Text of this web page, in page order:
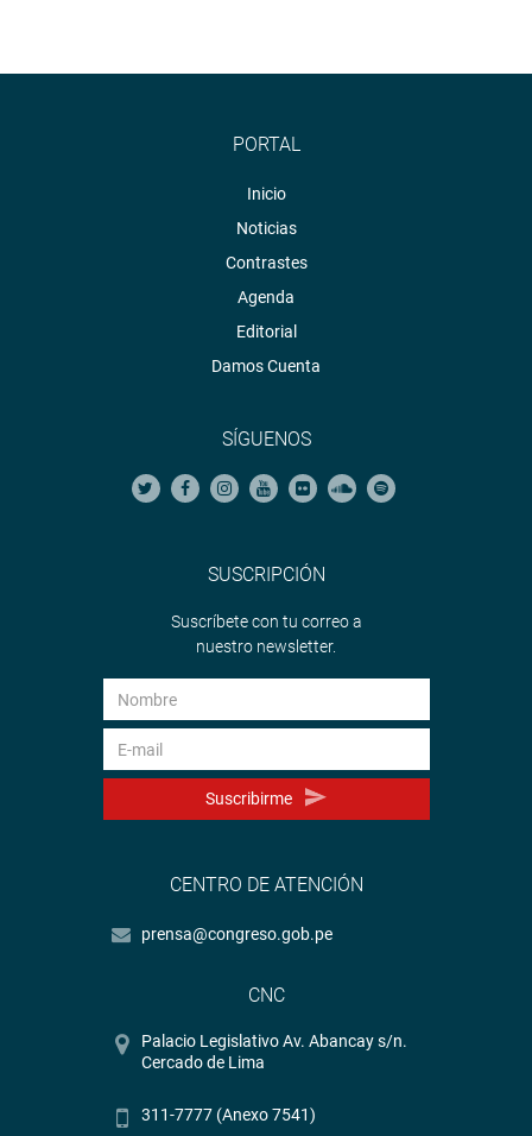
PORTAL
Inicio
Noticias
Contrastes
Agenda
Editorial
Damos Cuenta
SÍGUENOS
SUSCRIPCIÓN
Suscríbete con tu correo a
nuestro newsletter.
Suscribirme
CENTRO DE ATENCIÓN
prensa@congreso.gob.pe
CNC
Palacio Legislativo Av. Abancay s/n.
Cercado de Lima
311-7777 (Anexo 7541)